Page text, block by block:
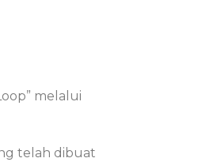
melalui
telah dibuat